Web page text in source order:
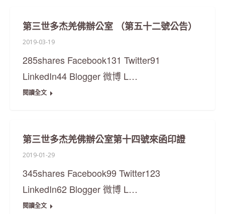
第三世多杰羌佛辦公室 （第五十二號公告）
2019-03-19
285shares Facebook131 Twitter91
LinkedIn44 Blogger 微博 L…
閱讀全文
第三世多杰羌佛辦公室第十四號來函印證
2019-01-29
345shares Facebook99 Twitter123
LinkedIn62 Blogger 微博 L…
閱讀全文